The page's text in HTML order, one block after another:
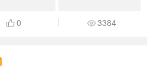
0 3384